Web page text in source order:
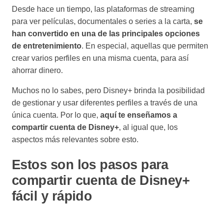
Desde hace un tiempo, las plataformas de streaming
para ver películas, documentales o series a la carta, se
han convertido en una de las principales opciones
de entretenimiento. En especial, aquellas que permiten
crear varios perfiles en una misma cuenta, para así
ahorrar dinero.
Muchos no lo sabes, pero Disney+ brinda la posibilidad
de gestionar y usar diferentes perfiles a través de una
única cuenta. Por lo que, aquí te enseñamos a
compartir cuenta de Disney+, al igual que, los
aspectos más relevantes sobre esto.
Estos son los pasos para
compartir cuenta de Disney+
fácil y rápido